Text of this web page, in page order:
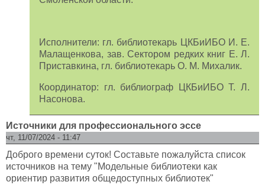
Исполнители: гл. библиотекарь ЦКБиИБО И. Е.
Малащенкова, зав. Сектором редких книг Е. Л.
Приставкина, гл. библиотекарь О. М. Михалик.
Координатор: гл. библиограф ЦКБиИБО Т. Л.
Насонова.
Источники для профессионального эссе
чт, 11/07/2024 - 11:47
Доброго времени суток! Составьте пожалуйста список
источников на тему "Модельные библиотеки как
ориентир развития общедоступных библиотек"